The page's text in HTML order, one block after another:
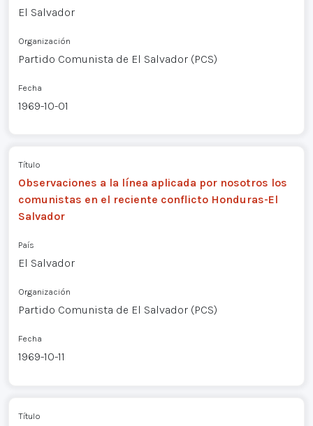
El Salvador
Organización
Partido Comunista de El Salvador (PCS)
Fecha
1969-10-01
Título
Observaciones a la línea aplicada por nosotros los
comunistas en el reciente conflicto Honduras-El
Salvador
País
El Salvador
Organización
Partido Comunista de El Salvador (PCS)
Fecha
1969-10-11
Título